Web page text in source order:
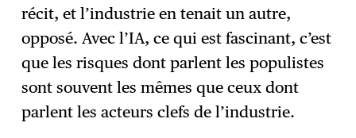
récit, et l’industrie en tenait un autre,
opposé. Avec l’IA, ce qui est fascinant, c’est
que les risques dont parlent les populistes
sont souvent les mêmes que ceux dont
parlent les acteurs clefs de l’industrie.